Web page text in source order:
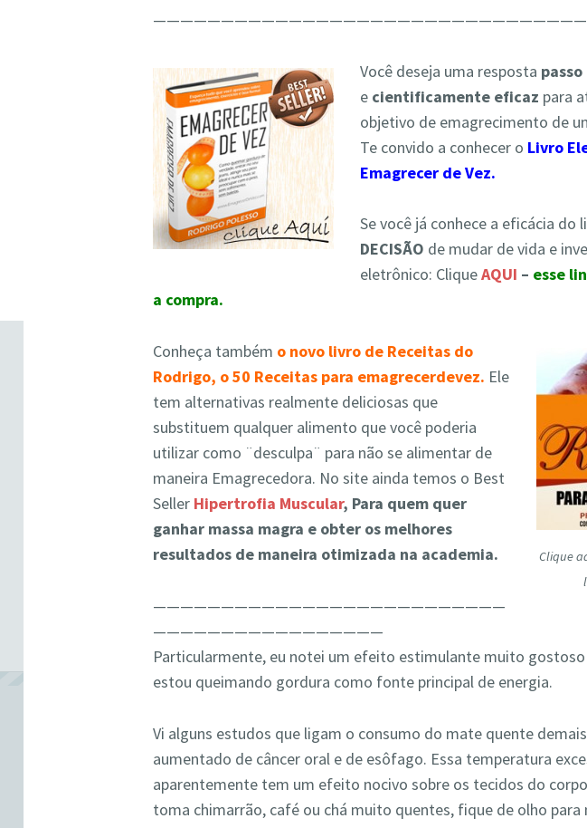
Você deseja uma resposta passo
e cientificamente eficaz para
objetivo de emagrecimento de
Te convido a conhecer o Livro
Emagrecer de Vez.
Se você já conhece a eficácia do
DECISÃO de mudar de vida e
eletrônico: CliqueAQUI – esse
a compra.
Clique
Conheça também o novo livro de Receitas do
Rodrigo, o 50 Receitas para emagrecerdevez. Ele
tem alternativas realmente deliciosas que
substituem qualquer alimento que você poderia
utilizar como ¨desculpa¨ para não se alimentar de
maneira Emagrecedora. No site ainda temos o Best
Seller Hipertrofia Muscular, Para quem quer
ganhar massa magra e obter os melhores
resultados de maneira otimizada na academia.
——————————————————————————
—————————————————
Particularmente, eu notei um efeito estimulante muito gostoso
estou queimando gordura como fonte principal de energia.
Vi alguns estudos que ligam o consumo do mate quente
aumentado de câncer oral e de esôfago. Essa temperatura
aparentemente tem um efeito nocivo sobre os tecidos do
toma chimarrão, café ou chá muito quentes, fique de olho para